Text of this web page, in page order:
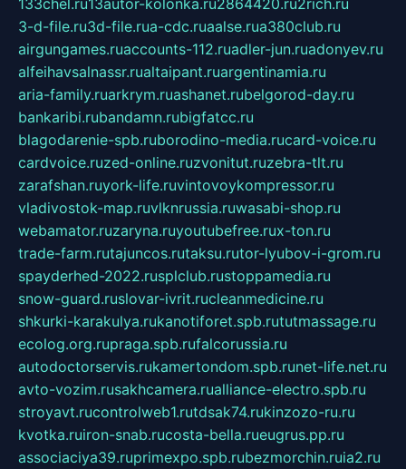
3-d-file.ru3d-file.rua-cdc.ruaalse.rua380club.ru
airgungames.ruaccounts-112.ruadler-jun.ruadonyev.ru
alfeihavsalnassr.rualtaipant.ruargentinamia.ru
aria-family.ruarkrym.ruashanet.rubelgorod-day.ru
bankaribi.rubandamn.rubigfatcc.ru
blagodarenie-spb.ruborodino-media.rucard-voice.ru
cardvoice.ruzed-online.ruzvonitut.ruzebra-tlt.ru
zarafshan.ruyork-life.ruvintovoykompressor.ru
vladivostok-map.ruvlknrussia.ruwasabi-shop.ru
webamator.ruzaryna.ruyoutubefree.rux-ton.ru
trade-farm.rutajuncos.rutaksu.rutor-lyubov-i-grom.ru
spayderhed-2022.rusplclub.rustoppamedia.ru
snow-guard.ruslovar-ivrit.rucleanmedicine.ru
shkurki-karakulya.rukanotiforet.spb.rututmassage.ru
ecolog.org.rupraga.spb.rufalcorussia.ru
autodoctorservis.rukamertondom.spb.runet-life.net.ru
avto-vozim.rusakhcamera.rualliance-electro.spb.ru
stroyavt.rucontrolweb1.rutdsak74.rukinzozo-ru.ru
kvotka.ruiron-snab.rucosta-bella.rueugrus.pp.ru
associaciya39.ruprimexpo.spb.rubezmorchin.ruia2.ru